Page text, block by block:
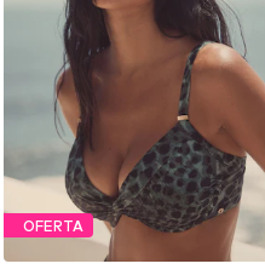
OFERTA